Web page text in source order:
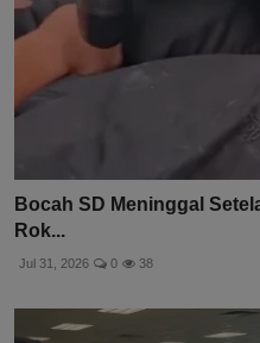
Bocah SD Meninggal
Rok...
Jul 31, 2026 0 38